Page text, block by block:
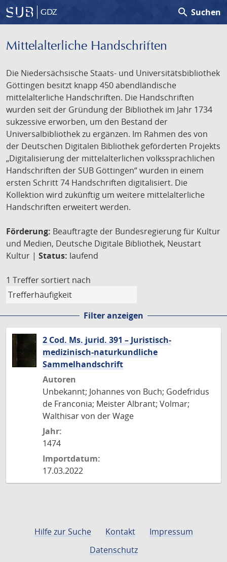
GDZ search Suchen
Mittelalterliche Handschriften
Die Niedersächsische Staats- und Universitätsbibliothek
Göttingen besitzt knapp 450 abendländische
mittelalterliche Handschriften. Die Handschriften
wurden seit der Gründung der Bibliothek im Jahr 1734
sukzessive erworben, um den Bestand der
Universalbibliothek zu ergänzen. Im Rahmen des von
der Deutschen Digitalen Bibliothek geförderten Projekts
„Digitalisierung der mittelalterlichen volkssprachlichen
Handschriften der SUB Göttingen“ wurden in einem
ersten Schritt 74 Handschriften digitalisiert. Die
Kollektion wird zukünftig um weitere mittelalterliche
Handschriften erweitert werden.
Förderung: Beauftragte der Bundesregierung für Kultur
und Medien, Deutsche Digitale Bibliothek, Neustart
Kultur | Status: laufend
1 Treffer sortiert nach
Filter anzeigen
2 Cod. Ms. jurid. 391 – Juristisch-
medizinisch-naturkundliche
Sammelhandschrift
Autoren
Unbekannt; Johannes von Buch; Godefridus
de Franconia; Meister Albrant; Volmar;
Walthisar von der Wage
Jahr:
1474
Importdatum:
17.03.2022
Hilfe zur Suche Kontakt
Impressum
Datenschutz